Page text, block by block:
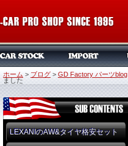
ホーム > ブログ > GD Factory パーツblog
ました
LEXANIのAW&タイヤ格安セット